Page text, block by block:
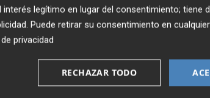
legítimo en lugar del consentimiento; tiene
. Puede retirar su consentimiento en
privacidad
RECHAZAR TODO